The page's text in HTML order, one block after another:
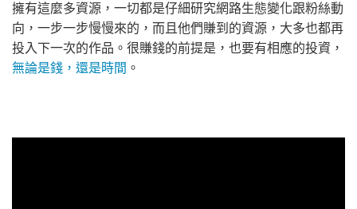
擁有這麼多資源，一切都是仔細研究網路生態變化跟粉絲動
向，一步一步慢慢來的，而且他們賺到的資源，大多也都再
投入下一次的作品。很賺錢的前提是，也要有相應的投資，
無論是錢，還是時間 。